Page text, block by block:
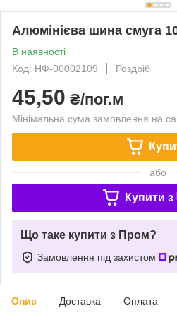
Алюмінієва шина смуга
В наявності
Код: НФ-00002109
Роздріб
45,50 ₴/пог.м
Мінімальна сума замовлення на
або
Купити з
Що таке купити з Пром?
Замовлення під захистом
Опис Доставка Оплата